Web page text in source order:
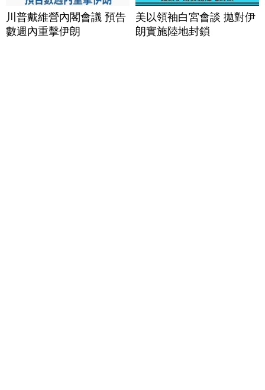
川普戴維營內閣會議 預告
數週內重擊伊朗
美以領袖白宮會談 拋對伊
朗實施陸地封鎖